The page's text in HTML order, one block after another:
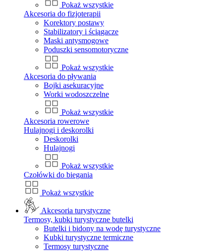
Pokaż wszystkie
Akcesoria do fizjoterapii
Korektory postawy
Stabilizatory i ściągacze
Maski antysmogowe
Poduszki sensomotoryczne
Pokaż wszystkie
Akcesoria do pływania
Bojki asekuracyjne
Worki wodoszczelne
Pokaż wszystkie
Akcesoria rowerowe
Hulajnogi i deskorolki
Deskorolki
Hulajnogi
Pokaż wszystkie
Czołówki do biegania
Pokaż wszystkie
Akcesoria turystyczne
Termosy, kubki turystyczne butelki
Butelki i bidony na wodę turystyczne
Kubki turystyczne termiczne
Termosy turystyczne